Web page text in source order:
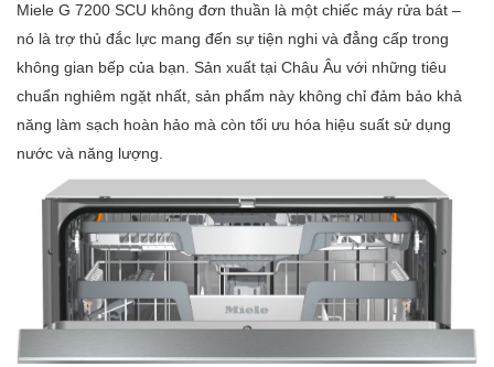
Miele G 7200 SCU không đơn thuần là một chiếc máy rửa bát –
nó là trợ thủ đắc lực mang đến sự tiện nghi và đẳng cấp trong
không gian bếp của bạn. Sản xuất tại Châu Âu với những tiêu
chuẩn nghiêm ngặt nhất, sản phẩm này không chỉ đảm bảo khả
năng làm sạch hoàn hảo mà còn tối ưu hóa hiệu suất sử dụng
nước và năng lượng.